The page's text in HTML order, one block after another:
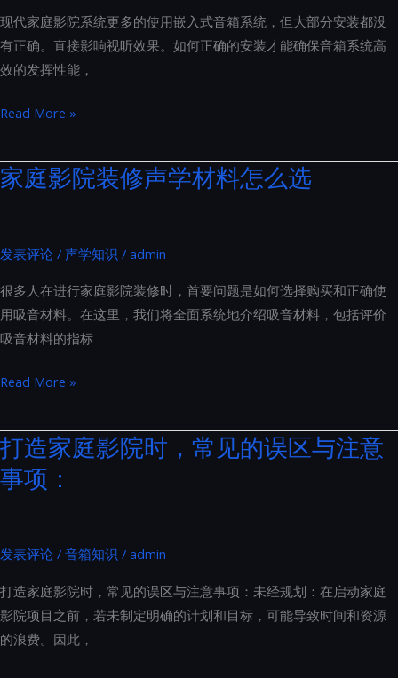
的
全
面
级
修
的
要
主
涵
盖
下
几
个
方
现代家庭影院系统更多的使用嵌入式音箱系统，但大部分安装都没
有正确。直接影响视听效果。如何正确的安装才能确保音箱系统高
效的发挥性能，
如
正
确
嵌
式
音
箱
系
防
止
共
专
业
安
装
Read More »
家庭影院装修声学材料怎么选
发表评论 / 声学知识 / admin
很多人在进行家庭影院装修时，首要问题是如何选择购买和正确使
用吸音材料。在这里，我们将全面系统地介绍吸音材料，包括评价
吸音材料的指标
家
影
院
装
学
料
怎
么
Read More »
打造家庭影院时，常见的误区与注意
事项：
发表评论 / 音箱知识 / admin
打造家庭影院时，常见的误区与注意事项：未经规划：在启动家庭
影院项目之前，若未制定明确的计划和目标，可能导致时间和资源
的浪费。因此，